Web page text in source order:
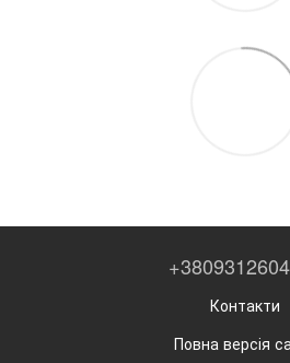
Контакти
Повна версія